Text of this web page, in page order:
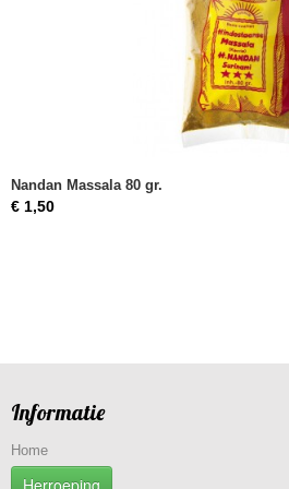
Nandan Massala 80 gr.
€ 1,50
Informatie
Home
Herroeping